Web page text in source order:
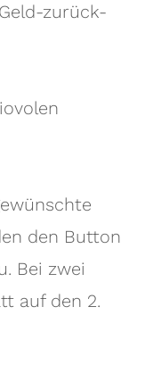
zurück-
den Button
Bei zwei
auf den 2.